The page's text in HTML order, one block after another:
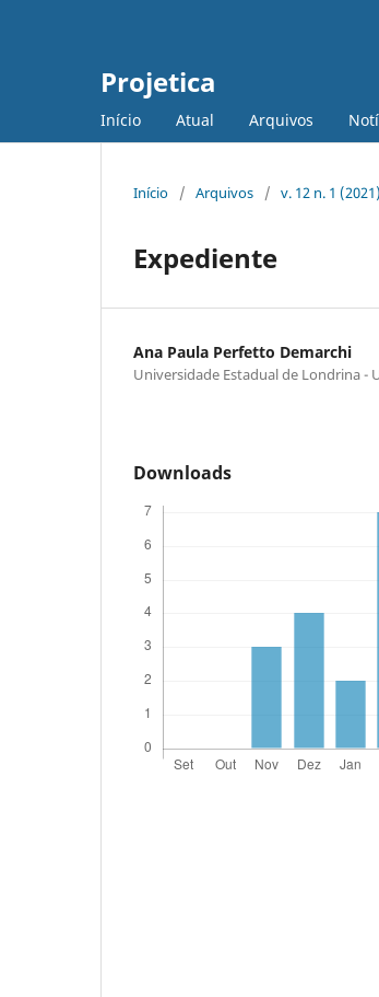
Projetica
Início Atual Arquivos
Início / Arquivos / v. 12 n. 1 (2021)
Expediente
Ana Paula Perfetto Demarchi
Universidade Estadual de Londrina -
Downloads